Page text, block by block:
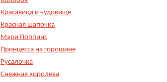
Красавица и чудовище
Красная шапочка
Мэри Поппинс
Принцесса на горошине
Русалочка
Снежная королева